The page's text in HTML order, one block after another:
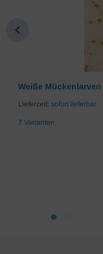
Weiße
Lieferzeit: sofort lieferbar
7 Varianten